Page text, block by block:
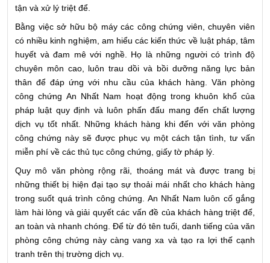
tận và xử lý triệt để.
Bằng việc sở hữu bộ máy các công chứng viên, chuyên viên
có nhiều kinh nghiệm, am hiểu các kiến thức về luật pháp, tâm
huyết và đam mê với nghề. Họ là những người có trình độ
chuyên môn cao, luôn trau dồi và bồi dưỡng năng lực bản
thân để đáp ứng với nhu cầu của khách hàng. Văn phòng
công chứng An Nhất Nam hoạt động trong khuôn khổ của
pháp luật quy định và luôn phấn đấu mang đến chất lượng
dịch vụ tốt nhất. Những khách hàng khi đến với văn phòng
công chứng này sẽ được phục vụ một cách tận tình, tư vấn
miễn phí về các thủ tục công chứng, giấy tờ pháp lý.
Quy mô văn phòng rộng rãi, thoáng mát và được trang bị
những thiết bị hiện đại tạo sự thoải mái nhất cho khách hàng
trong suốt quá trình công chứng. An Nhất Nam luôn cố gắng
làm hài lòng và giải quyết các vấn đề của khách hàng triệt để,
an toàn và nhanh chóng. Để từ đó tên tuổi, danh tiếng của văn
phòng công chứng này càng vang xa và tạo ra lợi thế cạnh
tranh trên thị trường dịch vụ.